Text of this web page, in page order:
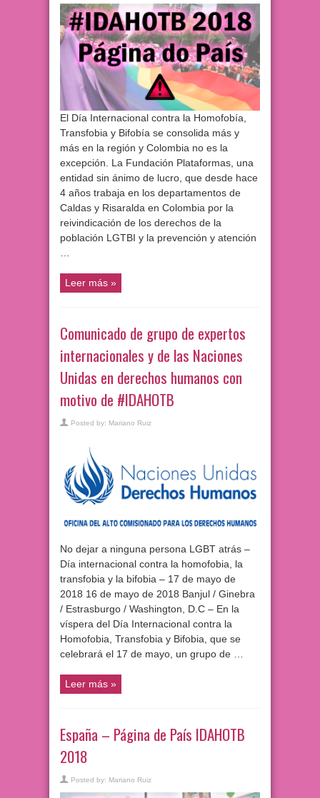
El Día Internacional contra la Homofobía,
Transfobia y Bifobía se consolida más y
más en la región y Colombia no es la
excepción. La Fundación Plataformas, una
entidad sin ánimo de lucro, que desde hace
4 años trabaja en los departamentos de
Caldas y Risaralda en Colombia por la
reivindicación de los derechos de la
población LGTBI y la prevención y atención
Leer más »
Comunicado de grupo de expertos
internacionales y de las Naciones
Unidas en derechos humanos con
motivo de #IDAHOTB
Posted by: Mariano Ruiz
No dejar a ninguna persona LGBT atrás –
Día internacional contra la homofobia, la
transfobia y la bifobia – 17 de mayo de
2018 16 de mayo de 2018 Banjul / Ginebra
/ Estrasburgo / Washington, D.C – En la
víspera del Día Internacional contra la
Homofobia, Transfobia y Bifobia, que se
celebrará el 17 de mayo, un grupo de …
Leer más »
España – Página de País IDAHOTB
2018
Posted by: Mariano Ruiz